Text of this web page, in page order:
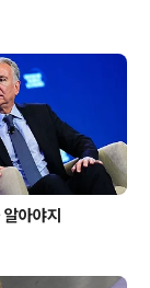
아야지